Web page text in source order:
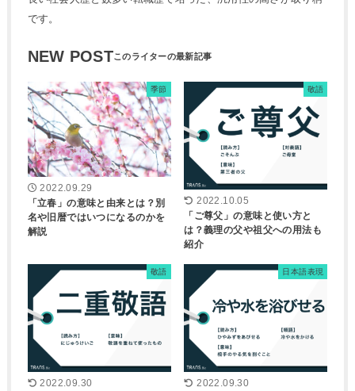
です。
NEW POST
季節
2022.09.29
「立春」の意味と由来とは？別
名や旧暦ではいつになるのかを
解説
敬語
2022.10.05
「ご尊父」の意味と使い方と
は？義理の父や祖父への用法も
紹介
敬語
2022.09.30
日本語表現
2022.09.30